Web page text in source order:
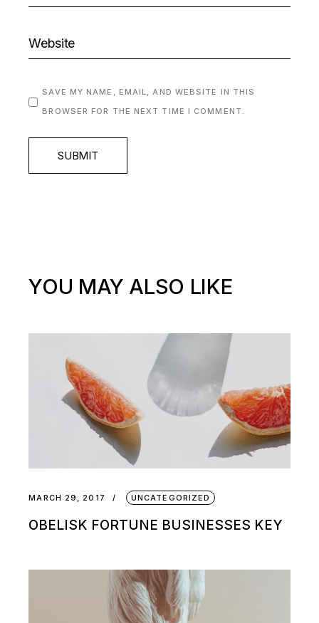
SAVE MY NAME, EMAIL, AND WEBSITE IN THIS
BROWSER FOR THE NEXT TIME I COMMENT.
SUBMIT
YOU MAY ALSO LIKE
MARCH 29, 2017 UNCATEGORIZED
OBELISK FORTUNE BUSINESSES KEY